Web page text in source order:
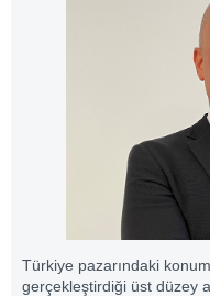
Türkiye pazarındaki
gerçekleştirdiği üst düzey